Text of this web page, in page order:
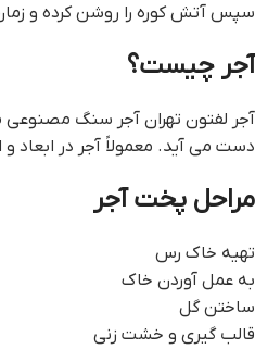
سپس آتش کوره را روشن کرده و
آجر چیست؟
آجر لفتون تهران آجر سنگ
دست می آید. معمولاً آجر در
مراحل پخت آجر
تهیه خاک رس
به عمل آوردن خاک
ساختن گل
قالب گیری و خشت زنی